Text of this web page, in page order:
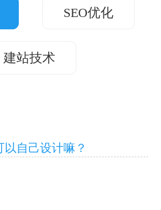
SEO优化
建站技术
自己设计嘛？